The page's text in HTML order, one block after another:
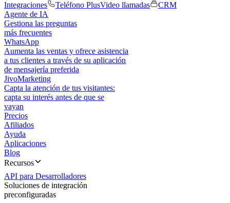
Integraciones
Teléfono PlusVideo llamadas
CRM
Agente de IA
Gestiona las preguntas
más frecuentes
WhatsApp
Aumenta las ventas y ofrece asistencia
a tus clientes a través de su aplicación
de mensajería preferida
JivoMarketing
Capta la atención de tus visitantes:
capta su interés antes de que se
vayan
Precios
Afiliados
Ayuda
Aplicaciones
Blog
Recursos
API para Desarrolladores
Soluciones de integración
preconfiguradas